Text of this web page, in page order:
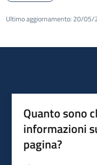
Ultimo aggiornamento: 20/05/
Quanto sono
informazioni
pagina?